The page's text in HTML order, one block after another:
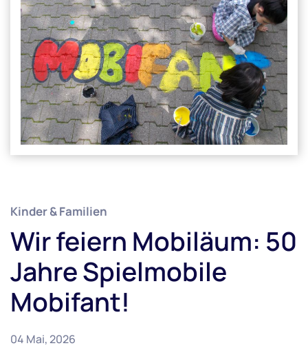
Kinder & Familien
Wir feiern Mobiläum: 50
Jahre Spielmobile
Mobifant!
04 Mai, 2026